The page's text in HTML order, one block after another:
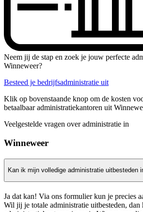
Neem jij de stap en zoek je jouw perfecte
Winneweer?
Besteed je bedrijfsadministratie uit
Klik op bovenstaande knop om de kosten
betaalbaar administratiekantoren uit
Veelgestelde vragen over administratie in
Winneweer
Kan ik mijn volledige administratie uitbesteden
Ja dat kan! Via ons formulier kun je precies
Wil jij je totale administratie uitbesteden,